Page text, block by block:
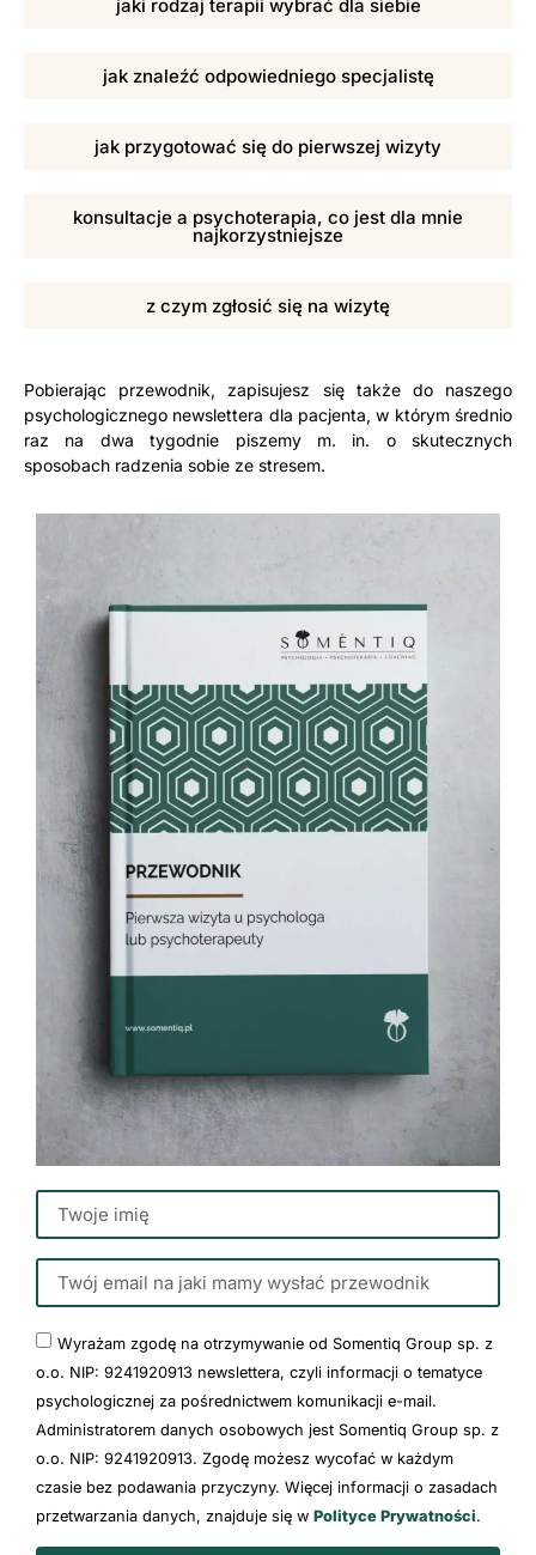
Wyrażam zgodę na otrzymywanie od Somentiq Group sp. z
o.o. NIP: 9241920913 newslettera, czyli informacji o tematyce
psychologicznej za pośrednictwem komunikacji e-mail.
Administratorem danych osobowych jest Somentiq Group sp. z
o.o. NIP: 9241920913. Zgodę możesz wycofać w każdym
czasie bez podawania przyczyny. Więcej informacji o zasadach
przetwarzania danych, znajduje się w Polityce Prywatności.
jaki rodzaj terapii wybrać dla siebie
jak znaleźć odpowiedniego specjalistę
jak przygotować się do pierwszej wizyty
konsultacje a psychoterapia, co jest dla mnie
najkorzystniejsze
z czym zgłosić się na wizytę
Pobierając przewodnik, zapisujesz się także do naszego
psychologicznego newslettera dla pacjenta, w którym średnio
raz na dwa tygodnie piszemy m. in. o skutecznych
sposobach radzenia sobie ze stresem.